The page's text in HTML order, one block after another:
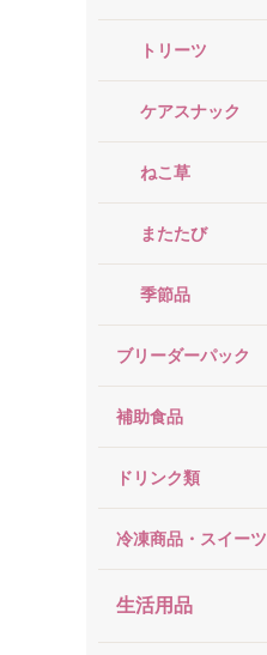
トリーツ
ケアスナック
ねこ草
またたび
季節品
ブリーダーパック
補助食品
ドリンク類
冷凍商品・スイーツ
生活用品